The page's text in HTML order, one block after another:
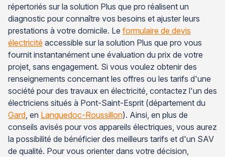
répertoriés sur la solution Plus que pro réalisent un
diagnostic pour connaître vos besoins et ajuster leurs
prestations à votre domicile. Le formulaire de devis
électricité accessible sur la solution Plus que pro vous
fournit instantanément une évaluation du prix de votre
projet, sans engagement. Si vous voulez obtenir des
renseignements concernant les offres ou les tarifs d'une
société pour des travaux en électricité, contactez l'un des
électriciens situés à Pont-Saint-Esprit (département du
Gard , en Languedoc-Roussillon). Ainsi, en plus de
conseils avisés pour vos appareils électriques, vous aurez
la possibilité de bénéficier des meilleurs tarifs et d'un SAV
de qualité. Pour vous orienter dans votre décision,